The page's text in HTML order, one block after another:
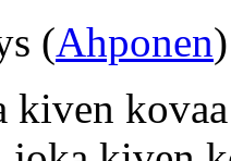
(Ahponen)
kiven